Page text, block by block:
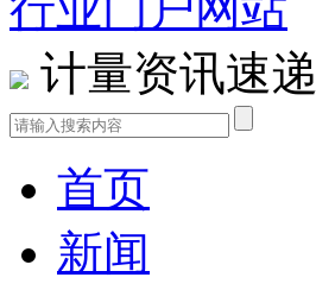
计量资讯速递
首页
新闻